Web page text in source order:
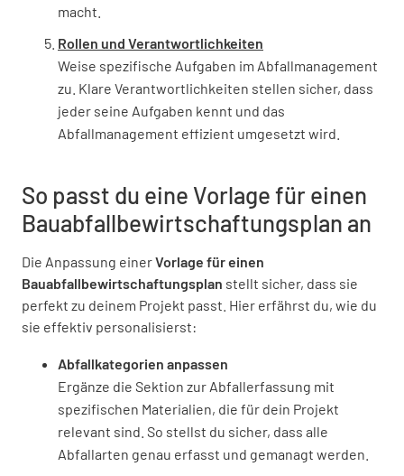
macht.
Rollen und Verantwortlichkeiten
Weise spezifische Aufgaben im Abfallmanagement
zu. Klare Verantwortlichkeiten stellen sicher, dass
jeder seine Aufgaben kennt und das
Abfallmanagement effizient umgesetzt wird.
So passt du eine Vorlage für einen
Bauabfallbewirtschaftungsplan an
Die Anpassung einerVorlage für einen
Bauabfallbewirtschaftungsplan stellt sicher, dass sie
perfekt zu deinem Projekt passt. Hier erfährst du, wie du
sie effektiv personalisierst:
Abfallkategorien anpassen
Ergänze die Sektion zur Abfallerfassung mit
spezifischen Materialien, die für dein Projekt
relevant sind. So stellst du sicher, dass alle
Abfallarten genau erfasst und gemanagt werden.
Werden getrennte Sammelcontainer für die
Bauabfälle aufgestellt?
JA NEIN N/A
Werden die Bauabfälle nach Fraktionen
JA NEIN N/A
Werden Baualtlasten entsorgt?